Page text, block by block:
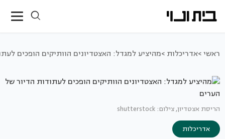
ראשי >אדריכלות >מהיציע למגדל: האצטדיונים הוותיקים הופכים
הריסת אצטדיון, צילום: shutterstock
אדריכלות